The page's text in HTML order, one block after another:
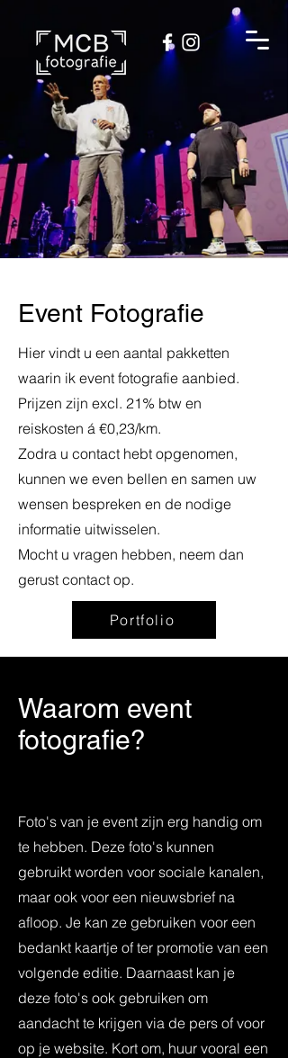
Event Fotografie
Hier vindt u een aantal pakketten
waarin ik event fotografie aanbied.
Prijzen zijn excl. 21% btw en
reiskosten á €0,23/km.
Zodra u contact hebt opgenomen,
kunnen we even bellen en samen uw
wensen bespreken en de nodige
informatie uitwisselen.
Mocht u vragen hebben, neem dan
gerust contact op.
Portfolio
Waarom event
fotografie?
Foto's van je event zijn erg handig om
te hebben. Deze foto's kunnen
gebruikt worden voor sociale kanalen,
maar ook voor een nieuwsbrief na
afloop. Je kan ze gebruiken voor een
bedankt kaartje of ter promotie van een
volgende editie. Daarnaast kan je
deze foto's ook gebruiken om
aandacht te krijgen via de pers of voor
op je website. Kort om, huur vooral een